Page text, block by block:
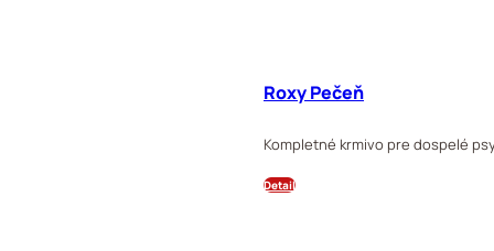
Roxy Pečeň
Kompletné krmivo pre dospelé
Detail